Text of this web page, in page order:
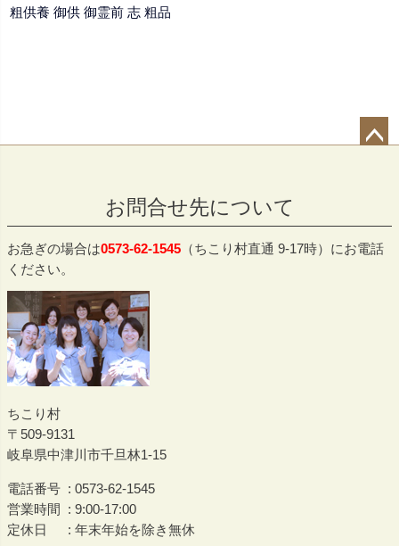
粗供養 御供 御霊前 志 粗品
へ
お問合せ先について
お急ぎの場合は0573-62-1545 （ちこり村直通 9-17時）にお電話
ください。
ちこり村
509-9131
岐阜県中津川市千旦林1-15
電話番号
0573-62-1545
営業時間
9:00-17:00
定休日
年末年始を除き無休